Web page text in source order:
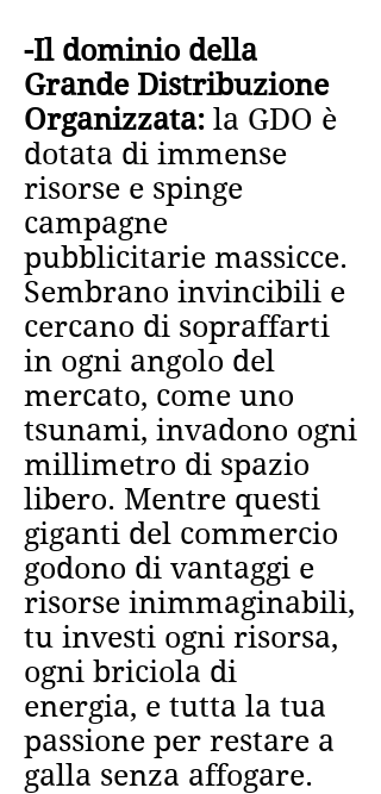
-Il dominio della
Grande Distribuzione
Organizzata: la GDO è
dotata di immense
risorse e spinge
campagne
pubblicitarie massicce.
Sembrano invincibili e
cercano di sopraffarti
in ogni angolo del
mercato, come uno
tsunami, invadono ogni
millimetro di spazio
libero. Mentre questi
giganti del commercio
godono di vantaggi e
risorse inimmaginabili,
tu investi ogni risorsa,
ogni briciola di
energia, e tutta la tua
passione per restare a
galla senza affogare.